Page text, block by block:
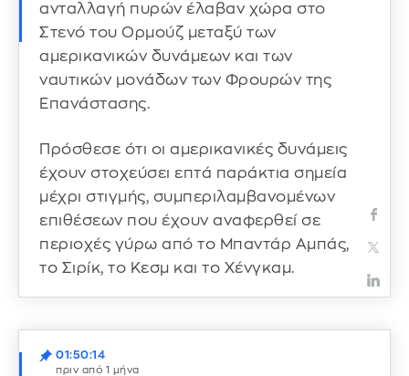
ανταλλαγή πυρών έλαβαν χώρα στο
Στενό του Ορμούζ μεταξύ των
αμερικανικών δυνάμεων και των
ναυτικών μονάδων των Φρουρών της
Επανάστασης.
Πρόσθεσε ότι οι αμερικανικές δυνάμεις
έχουν στοχεύσει επτά παράκτια σημεία
μέχρι στιγμής, συμπεριλαμβανομένων
επιθέσεων που έχουν αναφερθεί σε
περιοχές γύρω από το Μπαντάρ Αμπάς,
το Σιρίκ, το Κεσμ και το Χένγκαμ.
01:50:14
πριν από 1 μήνα